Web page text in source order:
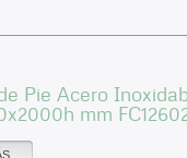
Pie Acero
mm